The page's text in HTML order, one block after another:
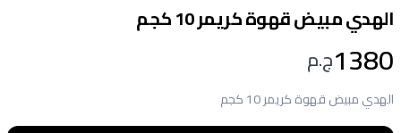
الهدي مبيض قهوة كريمر 10 كجم
1380ج.م
الهدي مبيض قهوة كريمر 10 كجم